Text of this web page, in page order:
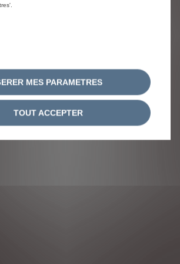
GERER MES PARAMETRES
TOUT ACCEPTER